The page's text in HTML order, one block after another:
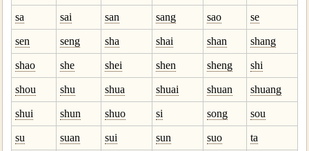
sa sai san sang sao se
sen seng sha shai shan shang
shao she shei shen sheng shi
shou shu shua shuai shuan shuang
shui shun shuo si song sou
su suan sui sun suo ta